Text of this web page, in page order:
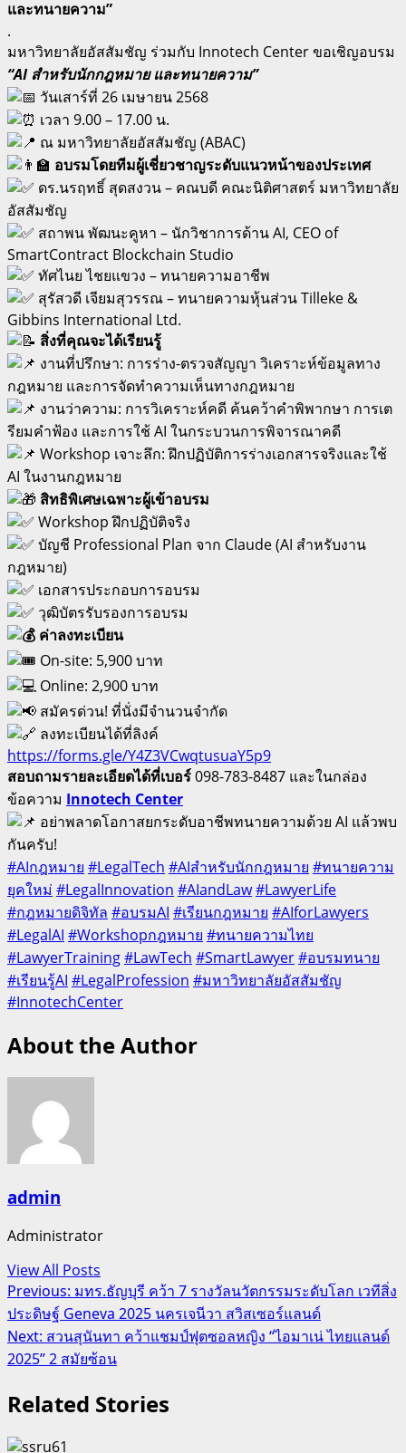
และทนายความ”
.
มหาวิทยาลัยอัสสัมชัญ ร่วมกับ Innotech Center ขอเชิญอบรม
“AI สำหรับนักกฎหมาย และทนายความ”
วันเสาร์ที่ 26 เมษายน 2568
เวลา 9.00 – 17.00 น.
ณ มหาวิทยาลัยอัสสัมชัญ (ABAC)
อบรมโดยทีมผู้เชี่ยวชาญระดับแนวหน้าของประเทศ
ดร.นรฤทธิ์ สุดสงวน – คณบดี คณะนิติศาสตร์ มหาวิทยาลัย
อัสสัมชัญ
สถาพน พัฒนะคูหา – นักวิชาการด้าน AI, CEO of
SmartContract Blockchain Studio
ทัศไนย ไชยแขวง – ทนายความอาชีพ
สุรัสวดี เจียมสุวรรณ – ทนายความหุ้นส่วน Tilleke &
Gibbins International Ltd.
สิ่งที่คุณจะได้เรียนรู้
งานที่ปรึกษา: การร่าง-ตรวจสัญญา วิเคราะห์ข้อมูลทาง
กฎหมาย และการจัดทำความเห็นทางกฎหมาย
งานว่าความ: การวิเคราะห์คดี ค้นคว้าคำพิพากษา การเต
รียมคำฟ้อง และการใช้ AI ในกระบวนการพิจารณาคดี
Workshop เจาะลึก: ฝึกปฏิบัติการร่างเอกสารจริงและใช้
AI ในงานกฎหมาย
สิทธิพิเศษเฉพาะผู้เข้าอบรม
Workshop ฝึกปฏิบัติจริง
บัญชี Professional Plan จาก Claude (AI สำหรับงาน
กฎหมาย)
เอกสารประกอบการอบรม
วุฒิบัตรรับรองการอบรม
ค่าลงทะเบียน
On-site: 5,900 บาท
Online: 2,900 บาท
สมัครด่วน! ที่นั่งมีจำนวนจำกัด
ลงทะเบียนได้ที่ลิงค์
https://forms.gle/Y4Z3VCwqtusuaY5p9
สอบถามรายละเอียดได้ที่เบอร์098-783-8487 และในกล่อง
ข้อความ Innotech Center
อย่าพลาดโอกาสยกระดับอาชีพทนายความด้วย AI แล้วพบ
กันครับ!
#AIกฎหมาย #LegalTech #AIสำหรับนักกฎหมาย #ทนายความ
ยุคใหม่ #LegalInnovation #AIandLaw#LawyerLife
#กฎหมายดิจิทัล #อบรมAI #เรียนกฎหมาย #AIforLawyers
#LegalAI #Workshopกฎหมาย #ทนายความไทย
#LawyerTraining#LawTech #SmartLawyer#อบรมทนาย
#เรียนรู้AI #LegalProfession #มหาวิทยาลัยอัสสัมชัญ
#InnotechCenter
About the Author
admin
Administrator
View All Posts
Post
navigation
Previous: มทร.ธัญบุรี คว้า 7 รางวัลนวัตกรรมระดับโลก เวทีสิ่ง
ประดิษฐ์ Geneva 2025 นครเจนีวา สวิสเซอร์แลนด์
Next: สวนสุนันทา คว้าแชมป์ฟุตซอลหญิง “ไอมาเน่ ไทยแลนด์
2025” 2 สมัยซ้อน
Related Stories